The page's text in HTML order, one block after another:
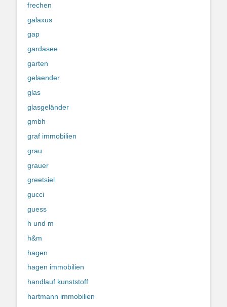
frechen
galaxus
gap
gardasee
garten
gelaender
glas
glasgeländer
gmbh
graf immobilien
grau
grauer
greetsiel
gucci
guess
h und m
h&m
hagen
hagen immobilien
handlauf kunststoff
hartmann immobilien